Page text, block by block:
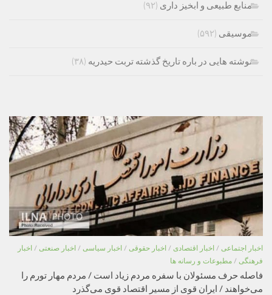
منابع طبیعی و ابخیز داری (۹۲)
موسیقی (۵۹۲)
نوشته هایی در باره تاریخ گذشته تربت حیدریه (۳۸)
اخبار اجتماعی / اخبار اقتصادی / اخبار حقوقی / اخبار سیاسی / اخبار صنعتی / اخبار
فرهنگی / مطبوعات و رسانه ها
فاصله حرف مسئولان با سفره مردم زیاد است / مردم مهار تورم را
می‌خواهند / ایران قوی از مسیر اقتصاد قوی می‌گذرد